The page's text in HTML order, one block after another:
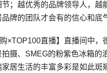
；越优秀的品牌领导人，越
牌的团队才会有的信心和底
×TOP100直播】直播间中
摄、SMEG的粉紫色冰箱的
居生活的丰富多彩是如此斑